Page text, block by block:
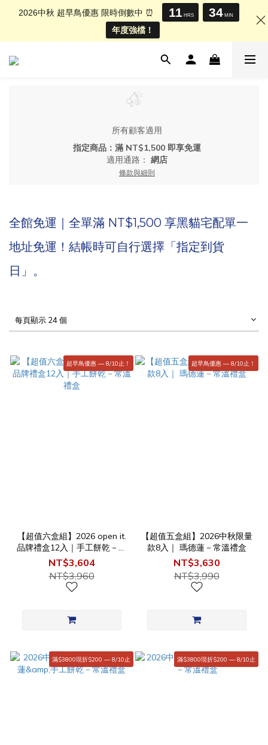
所有顧客適用
指定商品：滿 NT$1,500 即享免運
適用通路： 網店
條款與細則
全館免運｜全單滿 NT$1,500 享黑貓宅配單一
地址免運！結帳時可自行選擇「指定到貨
日」。
每頁顯示 24 個
超早鳥優惠 — 8/10止！
【超值六盒組】2026 open it.
品牌禮盒12入｜手工餅乾－常
溫禮盒
NT$3,604
NT$3,960
超早鳥優惠 — 8/10止！
【超值五盒組】2026中秋限量
款8入｜ 瑪德蓮－常溫禮盒
NT$3,630
NT$3,990
滿$3800現折$200 — 8/10止 滿$3800現折$200 — 8/10止
2026中秋 超早鳥優惠 限時倒數中 ⏰ 11 HRS 34 MIN
年度強檔！